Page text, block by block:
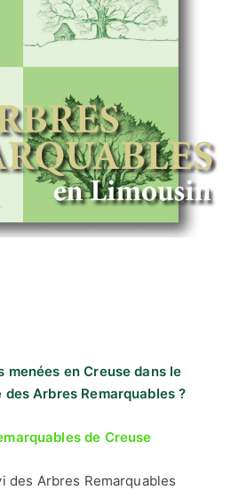
en Creuse dans le
Arbres Remarquables ?
de Creuse
des Arbres Remarquables